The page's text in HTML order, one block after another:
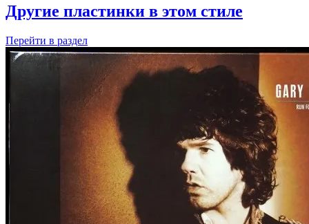
Другие пластинки в этом стиле
Перейти в раздел